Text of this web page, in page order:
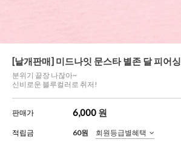
[낱개판매] 미드나잇 문스타 별존 달 피어싱
분위기 끝장 나잖아~
신비로운 블루컬러로 취저!
판매가 6,000 원
적립금 60원 회원등급별혜택